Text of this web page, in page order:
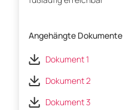
Angehängte Dokumente
Dokument 1
Dokument 2
Dokument 3